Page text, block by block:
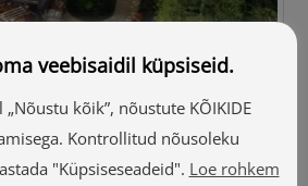
vaatetorn
veebisaidil küpsiseid.
kõik”, nõustute KÕIKIDE
Kontrollitud nõusoleku
"Küpsiseseadeid". Loe rohkem